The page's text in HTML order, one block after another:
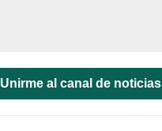
Unirme al canal de noticias